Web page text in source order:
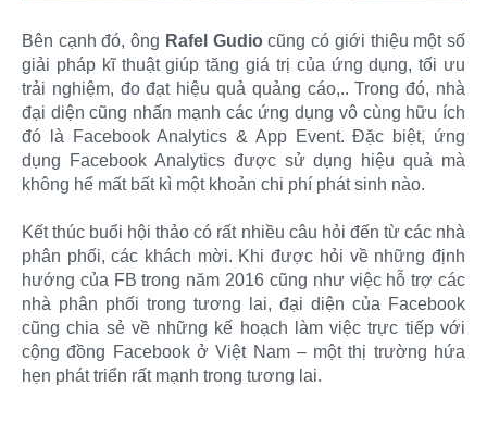
Bên cạnh đó, ông Rafel Gudiocũng có giới thiệu một số
giải pháp kĩ thuật giúp tăng giá trị của ứng dụng, tối ưu
trải nghiệm, đo đạt hiệu quả quảng cáo,.. Trong đó, nhà
đại diện cũng nhấn mạnh các ứng dụng vô cùng hữu ích
đó là Facebook Analytics & App Event. Đặc biệt, ứng
dụng Facebook Analytics được sử dụng hiệu quả mà
không hể mất bất kì một khoản chi phí phát sinh nào.
Kết thúc buổi hội thảo có rất nhiều câu hỏi đến từ các nhà
phân phối, các khách mời. Khi được hỏi về những định
hướng của FB trong năm 2016 cũng như việc hỗ trợ các
nhà phân phối trong tương lai, đại diện của Facebook
cũng chia sẻ về những kế hoạch làm việc trực tiếp với
cộng đồng Facebook ở Việt Nam – một thị trường hứa
hẹn phát triển rất mạnh trong tương lai.​